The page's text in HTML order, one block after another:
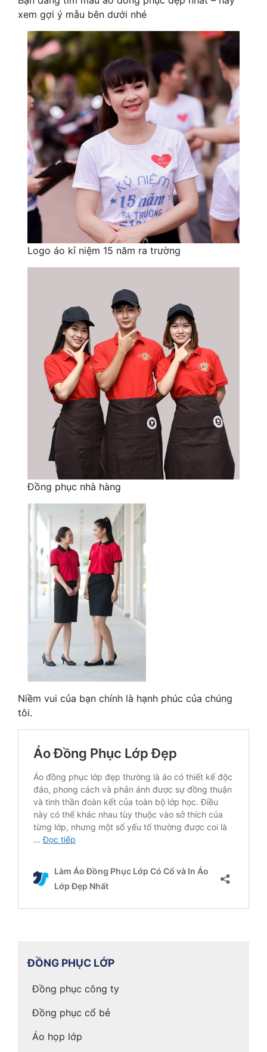
xem gợi ý mẫu bên dưới nhé
Logo áo kỉ niệm 15 năm ra trường
Đồng phục nhà hàng
Niềm vui của bạn chính là hạnh phúc của chúng
tôi.
ĐỒNG PHỤC LỚP
Đồng phục công ty
Đồng phục cổ bẻ
Áo họp lớp